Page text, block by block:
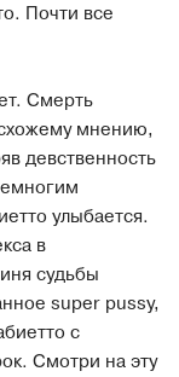
Почти все
Смерть
мнению,
девственность
улыбается.
в
судьбы
super pussy,
с
Смотри на эту